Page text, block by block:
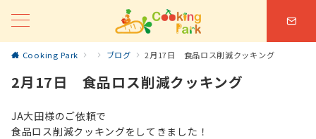
Cooking Park ブログ 2月17日 食品ロス削減クッキング
2月17日 食品ロス削減クッキング
JA大田様のご依頼で
食品ロス削減クッキングをしてきました！